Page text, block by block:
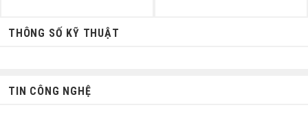
THÔNG SỐ KỸ THUẬT
TIN CÔNG NGHỆ